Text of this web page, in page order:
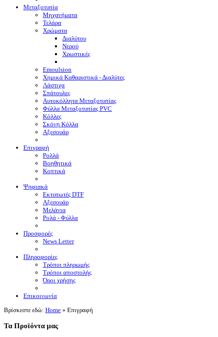
Μεταξοτυπία
Μηχανήματα
Τελάρα
Χρώματα
Διαλύτου
Νερού
Χρωστικές
Emoulsion
Χημικά Καθαριστικά - Διαλύτες
Λάστιχα
Σπάτουλες
Αυτοκόλλητα Μεταξοτυπίας
Φύλλα Μεταξοτυπίας PVC
Κόλλες
Σκόνη Κόλλα
Αξεσουάρ
Επιγραφή
Ρολλά
Βοηθητικά
Κοπτικά
Ψηφιακά
Eκτυπωτές DTF
Αξεσουάρ
Μελάνια
Ρολά - Φύλλα
Προσφορές
News Letter
Πληροφορίες
Τρόποι πληρωμής
Τρόποι αποστολής
Όροι χρήσης
Επικοινωνία
Βρίσκεστε εδώ: Home » Επιγραφή
Τα Προϊόντα μας